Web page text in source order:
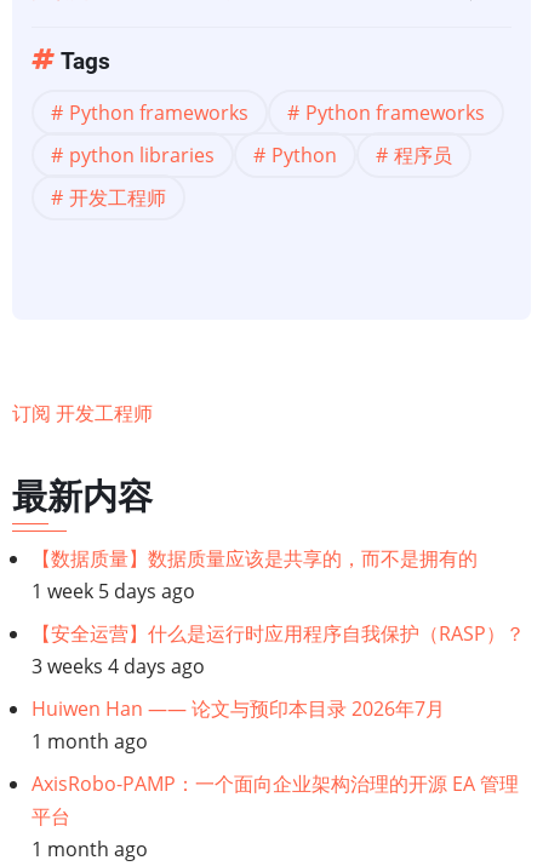
Tags
Python frameworks
Python frameworks
python libraries
Python
程序员
开发工程师
订阅 开发工程师
最新内容
【数据质量】数据质量应该是共享的，而不是拥有的
1 week 5 days ago
【安全运营】什么是运行时应用程序自我保护（RASP）？
3 weeks 4 days ago
Huiwen Han —— 论文与预印本目录 2026年7月
1 month ago
AxisRobo-PAMP：一个面向企业架构治理的开源 EA 管理
平台
1 month ago